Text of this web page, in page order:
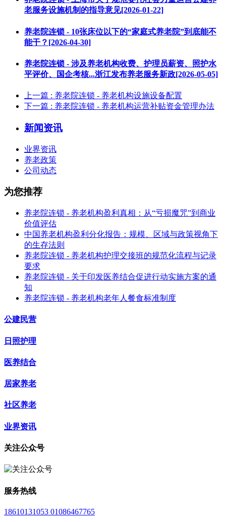
老服务设施机制的指导意见[2026-01-22]
养老院连锁 - 10张床位以下的“家庭式养老院”到底能不
能干？[2026-04-30]
养老院连锁 - 涉及养老机构收费、护理员薪资、照护水
平评价、国企考核...浙江发布养老服务新政[2026-05-05]
上一篇 : 养老院连锁 - 养老机构设施设备配置
下一篇 : 养老院连锁 - 养老机构运营补贴资金管理办法
新闻资讯
业界资讯
养老政策
公司动态
为您推荐
养老院连锁 - 养老机构盈利真相：从“亏损魔咒”到商业
价值评估
中国养老机构盈利分化报告：规模、区域与政策视角下
的生存法则
养老院连锁 - 养老机构护理交接班的规范化流程与记录
要求
养老院连锁 - 关于印发医养结合促进行动实施方案的通
知
养老院连锁 - 养老机构老年人餐食标准制度
公建民营
日照护理
医养结合
居家养老
社区养老
业界资讯
关注公众号
服务热线
18610131053 01086467765